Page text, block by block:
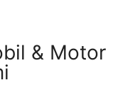
& Motor